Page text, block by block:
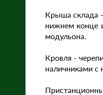
Крыша склада
нижнем конце
модульона.
Кровля -
наличниками с